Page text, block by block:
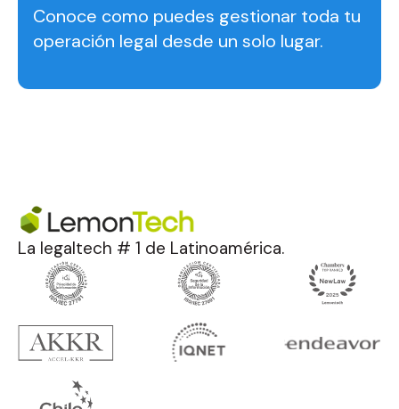
Conoce como puedes gestionar toda tu
operación legal desde un solo lugar.
La legaltech # 1 de Latinoamérica.